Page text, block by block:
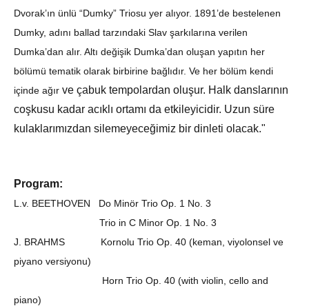
Dvorak’ın ünlü “Dumky” Triosu yer alıyor. 1891’de bestelenen
Dumky, adını ballad tarzındaki Slav şarkılarına verilen
Dumka’dan alır. Altı değişik Dumka’dan oluşan yapıtın her
bölümü tematik olarak birbirine bağlıdır. Ve her bölüm kendi
içinde ağır ve çabuk tempolardan oluşur. Halk danslarının
coşkusu kadar acıklı ortamı da etkileyicidir. Uzun süre
kulaklarımızdan silemeyeceğimiz bir dinleti olacak."
Program:
L.v. BEETHOVEN Do Minör Trio Op. 1 No. 3
Trio in C Minor Op. 1 No. 3
J. BRAHMS Kornolu Trio Op. 40 (keman, viyolonsel ve
piyano versiyonu)
Horn Trio Op. 40 (with violin, cello and
piano)